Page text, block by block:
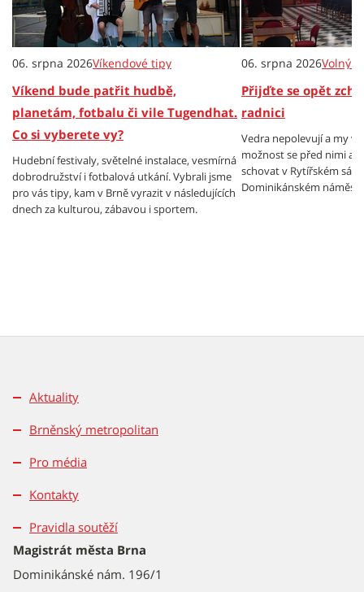
06. srpna 2026Víkendové tipy
Víkend bude patřit hudbě,
planetám, fotbalu či vile Tugendhat.
Co si vyberete vy?
Hudební festivaly, světelné instalace, vesmírná
dobrodružství i fotbalová utkání. Vybrali jsme
pro vás tipy, kam v Brně vyrazit v následujících
dnech za kulturou, zábavou i sportem.
06. srpna 2026Volný
Přijďte se opět
radnici
Vedra nepolevují a my
možnost se před nimi
schovat v Rytířském
Dominikánském náměstí.
Aktuality
Brněnský metropolitan
Pro média
Kontakty
Pravidla soutěží
Magistrát města Brna
Dominikánské nám. 196/1